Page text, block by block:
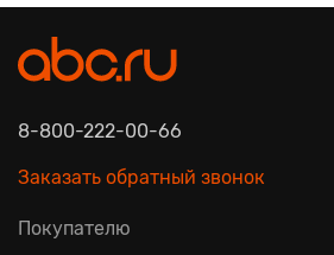
8-800-222-00-66
Заказать обратный звонок
Покупателю